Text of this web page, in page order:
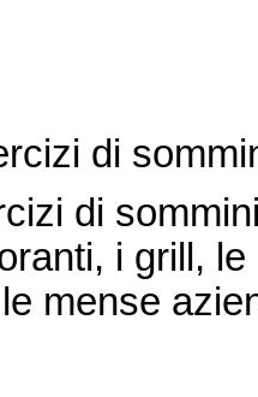
di
di
i grill,
mense